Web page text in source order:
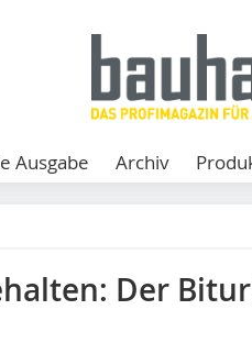
Ausgabe Archiv
Der